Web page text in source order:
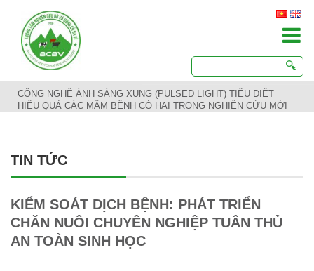
CÔNG NGHỆ ÁNH SÁNG XUNG (PULSED LIGHT) TIÊU DIỆT
HIỆU QUẢ CÁC MẦM BỆNH CÓ HẠI TRONG NGHIÊN CỨU MỚI
TIN TỨC
KIỂM SOÁT DỊCH BỆNH: PHÁT TRIỂN
CHĂN NUÔI CHUYÊN NGHIỆP TUÂN THỦ
AN TOÀN SINH HỌC